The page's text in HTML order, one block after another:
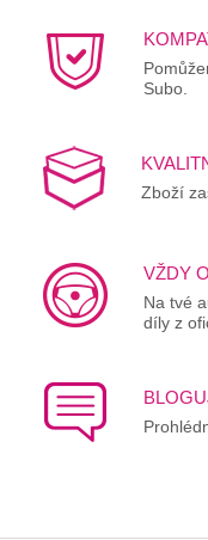
Subo.
Zboží
VŽDY
Na tvé
díly z